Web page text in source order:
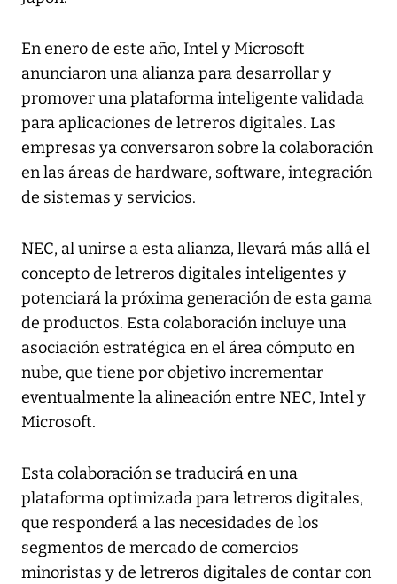
En enero de este año, Intel y Microsoft
anunciaron una alianza para desarrollar y
promover una plataforma inteligente validada
para aplicaciones de letreros digitales. Las
empresas ya conversaron sobre la colaboración
en las áreas de hardware, software, integración
de sistemas y servicios.
NEC, al unirse a esta alianza, llevará más allá el
concepto de letreros digitales inteligentes y
potenciará la próxima generación de esta gama
de productos. Esta colaboración incluye una
asociación estratégica en el área cómputo en
nube, que tiene por objetivo incrementar
eventualmente la alineación entre NEC, Intel y
Microsoft.
Esta colaboración se traducirá en una
plataforma optimizada para letreros digitales,
que responderá a las necesidades de los
segmentos de mercado de comercios
minoristas y de letreros digitales de contar con